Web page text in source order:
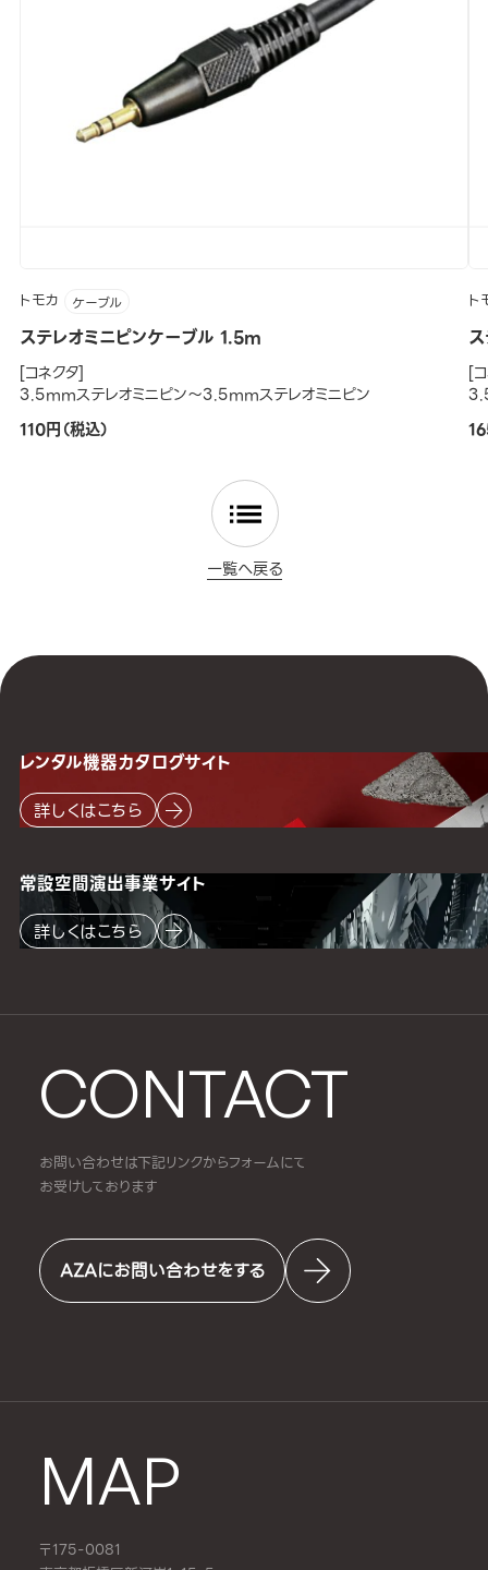
トモカ ケーブル
ステレオミニピンケーブル 1.5m
[コネクタ]
3.5mmステレオミニピン～3.5mmステレオミニピン
110円（税込）
ト
[
一覧へ戻る
CONTACT
お問い合わせは下記リンクからフォームにて
お受けしております
AZAにお問い合わせをする
MAP
〒175-0081
レンタル機器カタログサイト
詳しくはこちら
常設空間演出事業サイト
詳しくはこちら